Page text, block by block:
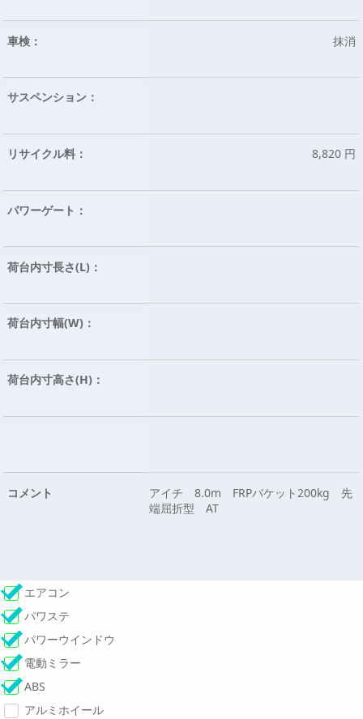
車検： 抹消
サスペンション：
リサイクル料： 8,820 円
パワーゲート：
荷台内寸長さ(L)：
荷台内寸幅(W)：
荷台内寸高さ(H)：
コメント
アイチ 8.0m FRPバケット200kg 先
端屈折型 AT
エアコン
パワステ
パワーウインドウ
電動ミラー
ABS
アルミホイール